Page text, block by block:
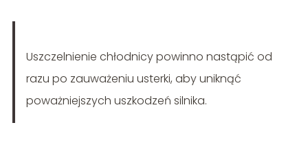
Uszczelnienie chłodnicy powinno nastąpić od
razu po zauważeniu usterki, aby uniknąć
poważniejszych uszkodzeń silnika.